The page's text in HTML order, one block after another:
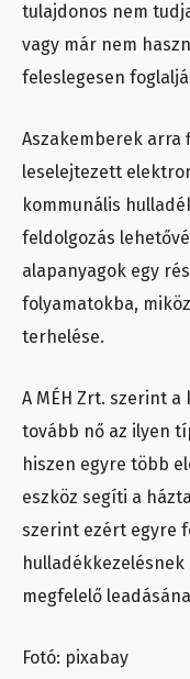
tulajdonos nem
vagy már nem
feleslegesen
Aszakemberek arra
leselejtezett
kommunális
feldolgozás
alapanyagok egy
folyamatokba,
terhelése.
A MÉH Zrt. szerint
tovább nő az ilyen
hiszen egyre több
eszköz segíti a
szerint ezért egyre
megfelelő
Fotó: pixabay